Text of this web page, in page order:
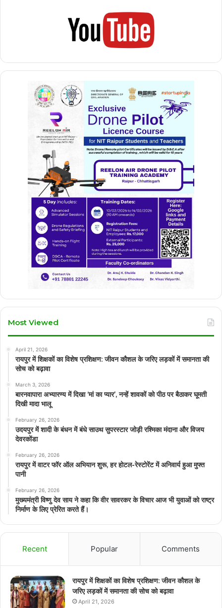
Most Viewed
April 21, 2026
रायपुर में शिक्षकों का विशेष प्रशिक्षण: जीवन कौशल के जरिए लड़कों में समानता की
सोच को बढ़ावा
March 3, 2026
बारनवापारा अभ्यारण्य में दिखा ‘मां का प्यार’, नन्हें शावकों को पीठ पर बैठाकर घूमती
दिखी मादा भालू
February 26, 2026
उदयपुर में शादी के बंधन में बंधे साउथ सुपरस्टार जोड़ी रश्मिका मंदाना और विजय
देवरकोंडा
February 26, 2026
रायपुर में वाटर फॉर ऑल अभियान शुरू, हर होटल-रेस्टोरेंट में अनिवार्य हुआ मुफ्त
पानी
February 26, 2026
मुख्यमंत्री विष्णु देव साय ने कहा कि वीर सावरकर के विचार आज भी युवाओं को राष्ट्र
निर्माण के लिए प्रेरित करते हैं।
Recent Popular Comments
रायपुर में शिक्षकों का विशेष प्रशिक्षण: जीवन कौशल के
जरिए लड़कों में समानता की सोच को बढ़ावा
April 21, 2026